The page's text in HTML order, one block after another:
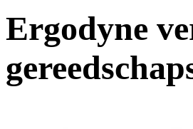
Ergodyne